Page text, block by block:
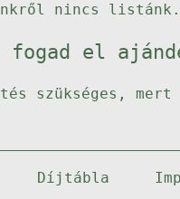
nincs listánk.
fogad el
szükséges, mert
Díjtábla